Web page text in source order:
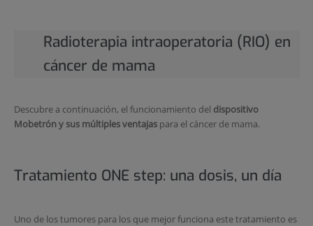
Radioterapia intraoperatoria (RIO) en
cáncer de mama
Descubre a continuación, el funcionamiento del dispositivo
Mobetrón y sus múltiples ventajaspara el cáncer de mama.
Tratamiento ONE step: una dosis, un día
Uno de los tumores para los que mejor funciona este tratamiento es